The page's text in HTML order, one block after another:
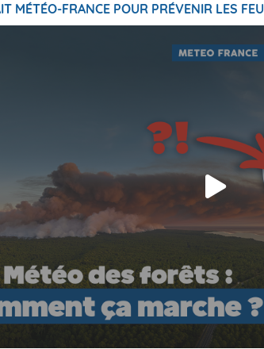
MÉTÉO-FRANCE POUR PRÉVENIR LES